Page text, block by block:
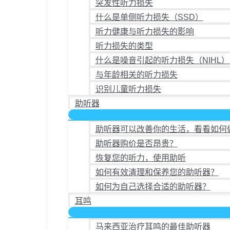
突发性听力损失
什么是单侧听力损失（SSD）
听力健康与听力损失的影响
听力损失的类型
什么是噪音引起的听力损失（NIHL
与年龄相关的听力损失
识别儿童听力损失
助听器
助听器可以改善你的生活，看看如何
助听器购价是否昂贵？
恢复您的听力，使用助听
如何有效清理和保养您的助听器？
如何为自己选择合适的助听器？
耳鸣
马来西亚治疗耳鸣的最佳助听器